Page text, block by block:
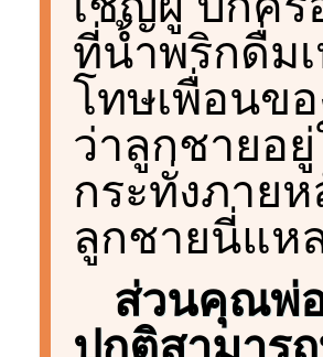
ที่น้ำพริกดื่ม
โทษเพื่อนข
ว่าลูกชายอยู่
กระทั่งภาย
ลูกชายนี่แห
ส่วนคุณพ่อ
ปกติสามาร